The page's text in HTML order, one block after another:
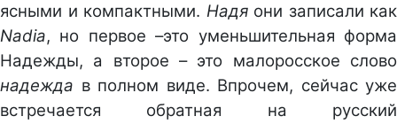
ясными и компактными. Надяони записали как
Nadia, но первое –это уменьшительная форма
Надежды, а второе – это малоросское слово
надежда в полном виде. Впрочем, сейчас уже
встречается обратная на русский